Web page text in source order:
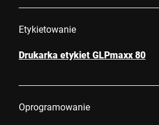
Etykietowanie
Drukarka etykiet GLPmaxx 80
Oprogramowanie